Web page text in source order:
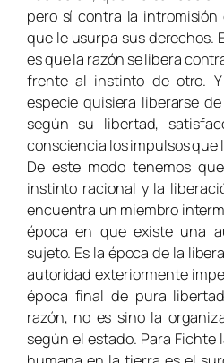
pero sí contra la
que le usurpa sus derechos.
es que la razón se libera
frente al instinto de otro.
especie quisiera liberarse
según su libertad,
consciencia los impulsos que
De este modo tenemos
instinto racional y la
encuentra un miembro
época en que existe una
sujeto. Es la época de la
autoridad exteriormente
época final de pura
razón, no es sino la
según el estado. Para